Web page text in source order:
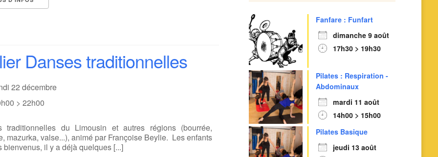
Danses traditionnelles
22 décembre
> 22h00
traditionnelles du Limousin et autres régions (bourrée,
mazurka, valse...), animé par Françoise Beylie. Les enfants
bienvenus, il y a déjà quelques [...]
Fanfare : Funfart
dimanche 9 août
17h30 > 19h30
Pilates : Respiration -
Abdominaux
mardi 11 août
14h00 > 15h00
Pilates Basique
jeudi 13 août